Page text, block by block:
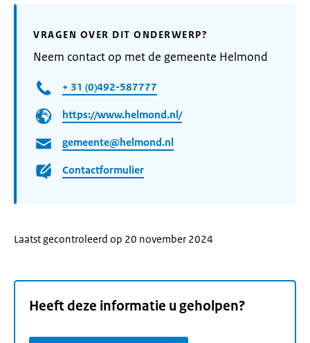
VRAGEN OVER DIT ONDERWERP?
Neem contact op met de gemeente Helmond
+ 31 (0)492-587777
https://www.helmond.nl/
gemeente@helmond.nl
Contactformulier
Laatst gecontroleerd op 20 november 2024
Heeft deze informatie u geholpen?